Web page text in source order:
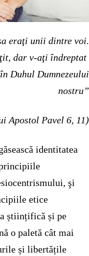
eraţi unii dintre voi.
dar v-aţi îndreptat
Duhul Dumnezeului
nostru”
Apostol Pavel 6, 11)
identitatea
şi
etice
științifică și pe
o paletă cât mai
și libertățile